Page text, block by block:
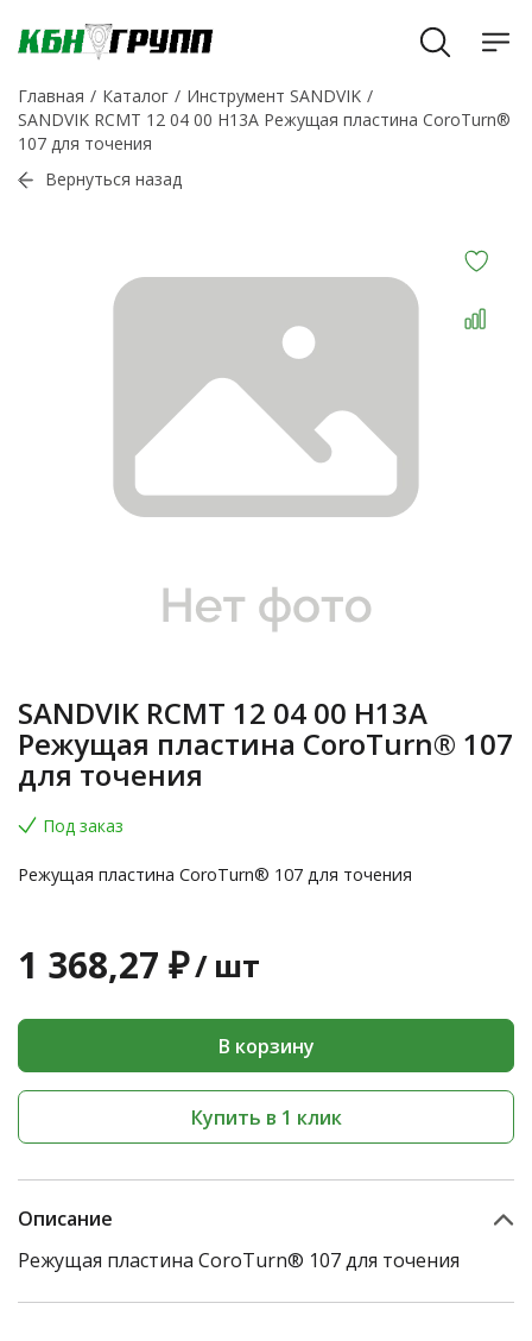
Главная Каталог
Инструмент SANDVIK
SANDVIK RCMT 12 04 00 H13A Режущая пластина CoroTurn®
107 для точения
Вернуться назад
SANDVIK RCMT 12 04 00 H13A
Режущая пластина CoroTurn® 107
для точения
Под заказ
Режущая пластина CoroTurn® 107 для точения
1 368,27 ₽/ шт
В корзину
Купить в 1 клик
Описание
Режущая пластина CoroTurn® 107 для точения